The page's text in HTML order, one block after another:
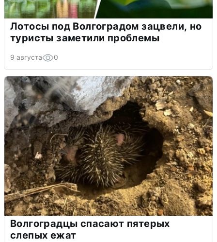
Лотосы под Волгоградом зацвели, но
туристы заметили проблемы
9 августа 0
Волгоградцы спасают пятерых
слепых ежат